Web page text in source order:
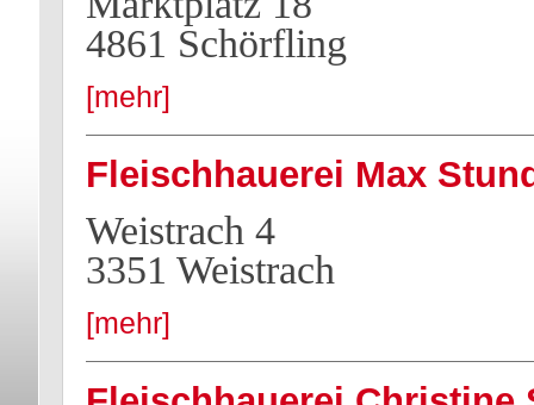
4861 Schörfling
[mehr]
Fleischhauerei Max
Weistrach 4
3351 Weistrach
[mehr]